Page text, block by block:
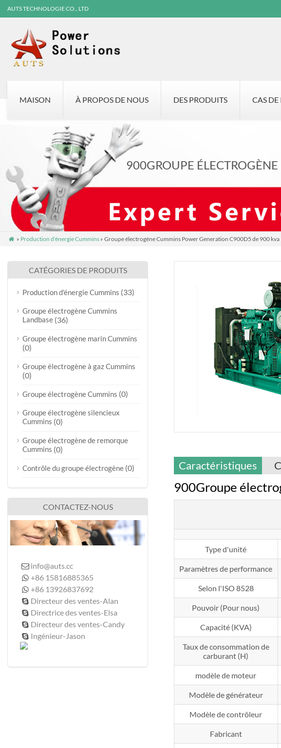
AUTS TECHNOLOGIE CO., LTD
MAISON À PROPOS DE NOUS DES PRODUITS CAS DE
900GROUPE
 » Production d'énergie Cummins» Groupe électrogène Cummins Power Generation C900D5 de 900 kva
Caractéristiques
900Groupe
Type d'unité
Paramètres de performance
Selon l'ISO 8528
Pouvoir (Pour nous)
Capacité (KVA)
Taux de consommation de
carburant (H)
modèle de moteur
Modèle de générateur
Modèle de contrôleur
Fabricant
CATÉGORIES DE PRODUITS
Production d'énergie Cummins (33)
Groupe électrogène Cummins
Landbase (36)
Groupe électrogène marin Cummins
(0)
Groupe électrogène à gaz Cummins
(0)
Groupe électrogène Cummins (0)
Groupe électrogène silencieux
Cummins (0)
Groupe électrogène de remorque
Cummins (0)
Contrôle du groupe électrogène (0)
CONTACTEZ-NOUS
 info@auts.cc
 +86 15816885365
 +86 13926837692
 Directeur des ventes-Alan
 Directrice des ventes-Elsa
 Directeur des ventes-Candy
 Ingénieur-Jason